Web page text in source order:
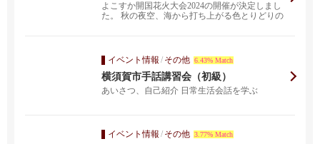
よこすか開国花火大会2024の開催が決定しまし
た。 秋の夜空、海から打ち上がる色とりどりの
イベント情報 / その他 6.43% Match
横須賀市手話講習会（初級）
あいさつ、自己紹介 日常生活会話を学ぶ
イベント情報 / その他 3.77% Match